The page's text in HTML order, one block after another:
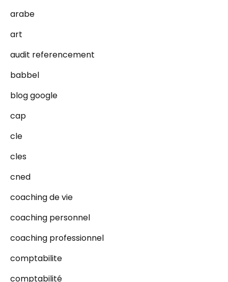
arabe
art
audit referencement
babbel
blog google
cap
cle
cles
cned
coaching de vie
coaching personnel
coaching professionnel
comptabilite
comptabilité